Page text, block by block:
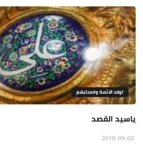
اولاد الائمة واصحابهم
ياسيد القصد